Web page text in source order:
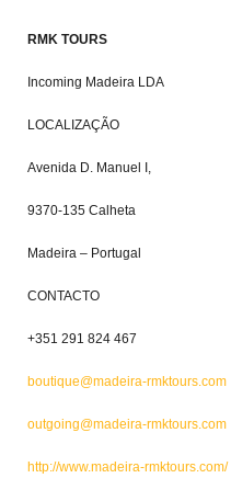
RMK TOURS
Incoming Madeira LDA
LOCALIZAÇÃO
Avenida D. Manuel I,
9370-135 Calheta
Madeira – Portugal
CONTACTO
+351 291 824 467
boutique@madeira-rmktours.com
outgoing@madeira-rmktours.com
http://www.madeira-rmktours.com/